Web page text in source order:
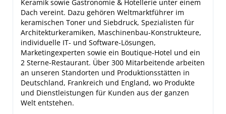
Keramik sowie Gastronomie & Hotellerie unter einem
Dach vereint. Dazu gehören Weltmarktführer im
keramischen Toner und Siebdruck, Spezialisten für
Architekturkeramiken, Maschinenbau-Konstrukteure,
individuelle IT- und Software-Lösungen,
Marketingexperten sowie ein Boutique-Hotel und ein
2 Sterne-Restaurant. Über 300 Mitarbeitende arbeiten
an unseren Standorten und Produktionsstätten in
Deutschland, Frankreich und England, wo Produkte
und Dienstleistungen für Kunden aus der ganzen
Welt entstehen.